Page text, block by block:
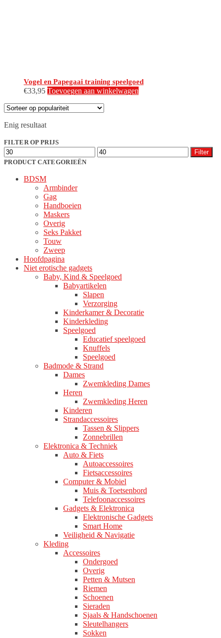
Vogel en Papegaai training speelgoed
€33,95 Toevoegen aan winkelwagen
Enig resultaat
FILTER OP PRIJS
Min.
prijs
Max.
prijs
Filter
PRODUCT CATEGORIEËN
BDSM
Armbinder
Gag
Handboeien
Maskers
Overig
Seks Pakket
Touw
Zweep
Hoofdpagina
Niet erotische gadgets
Baby, Kind & Speelgoed
Babyartikelen
Slapen
Verzorging
Kinderkamer & Decoratie
Kinderkleding
Speelgoed
Educatief speelgoed
Knuffels
Speelgoed
Badmode & Strand
Dames
Zwemkleding Dames
Heren
Zwemkleding Heren
Kinderen
Strandaccessoires
Tassen & Slippers
Zonnebrillen
Elektronica & Techniek
Auto & Fiets
Autoaccessoires
Fietsaccessoires
Computer & Mobiel
Muis & Toetsenbord
Telefoonaccessoires
Gadgets & Elektronica
Elektronische Gadgets
Smart Home
Veiligheid & Navigatie
Kleding
Accessoires
Ondergoed
Overig
Petten & Mutsen
Riemen
Schoenen
Sieraden
Sjaals & Handschoenen
Sleutelhangers
Sokken